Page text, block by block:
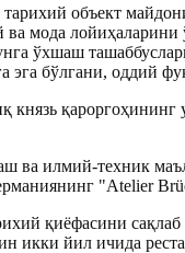
объект
мода
ўхшаш
эга бўлгани, оддий
князь
ва илмий-техник
"Atelier
қиёфасини
икки йил ичида